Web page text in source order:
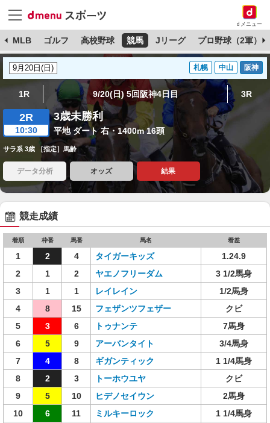
dメニュー
MLB ゴルフ 高校野球 競馬 Jリーグ プロ野球（2軍）
札幌 中山 阪神
1R 9/20(日) 5回阪神4日目 3R
2R
10:30
3歳未勝利
平地 ダート 右・1400m 16頭
サラ系 3歳 ［指定］馬齢
データ分析 オッズ 結果
競走成績
着順 枠番 馬番 馬名 着差
1 2 4 タイガーキッズ
1.24.9
2
1 2 ヤエノフリーダム
3 1/2馬身
3
1 1 レイレイン
1/2馬身
4
8 15 フェザンツフェザー
クビ
5
3 6 トゥナンテ
7馬身
6
5 9 アーバンタイト
3/4馬身
7
4 8 ギガンティック
1 1/4馬身
8
2 3 トーホウユヤ
クビ
9
5 10 ヒデノセイウン
2馬身
10
6 11 ミルキーロック
1 1/4馬身